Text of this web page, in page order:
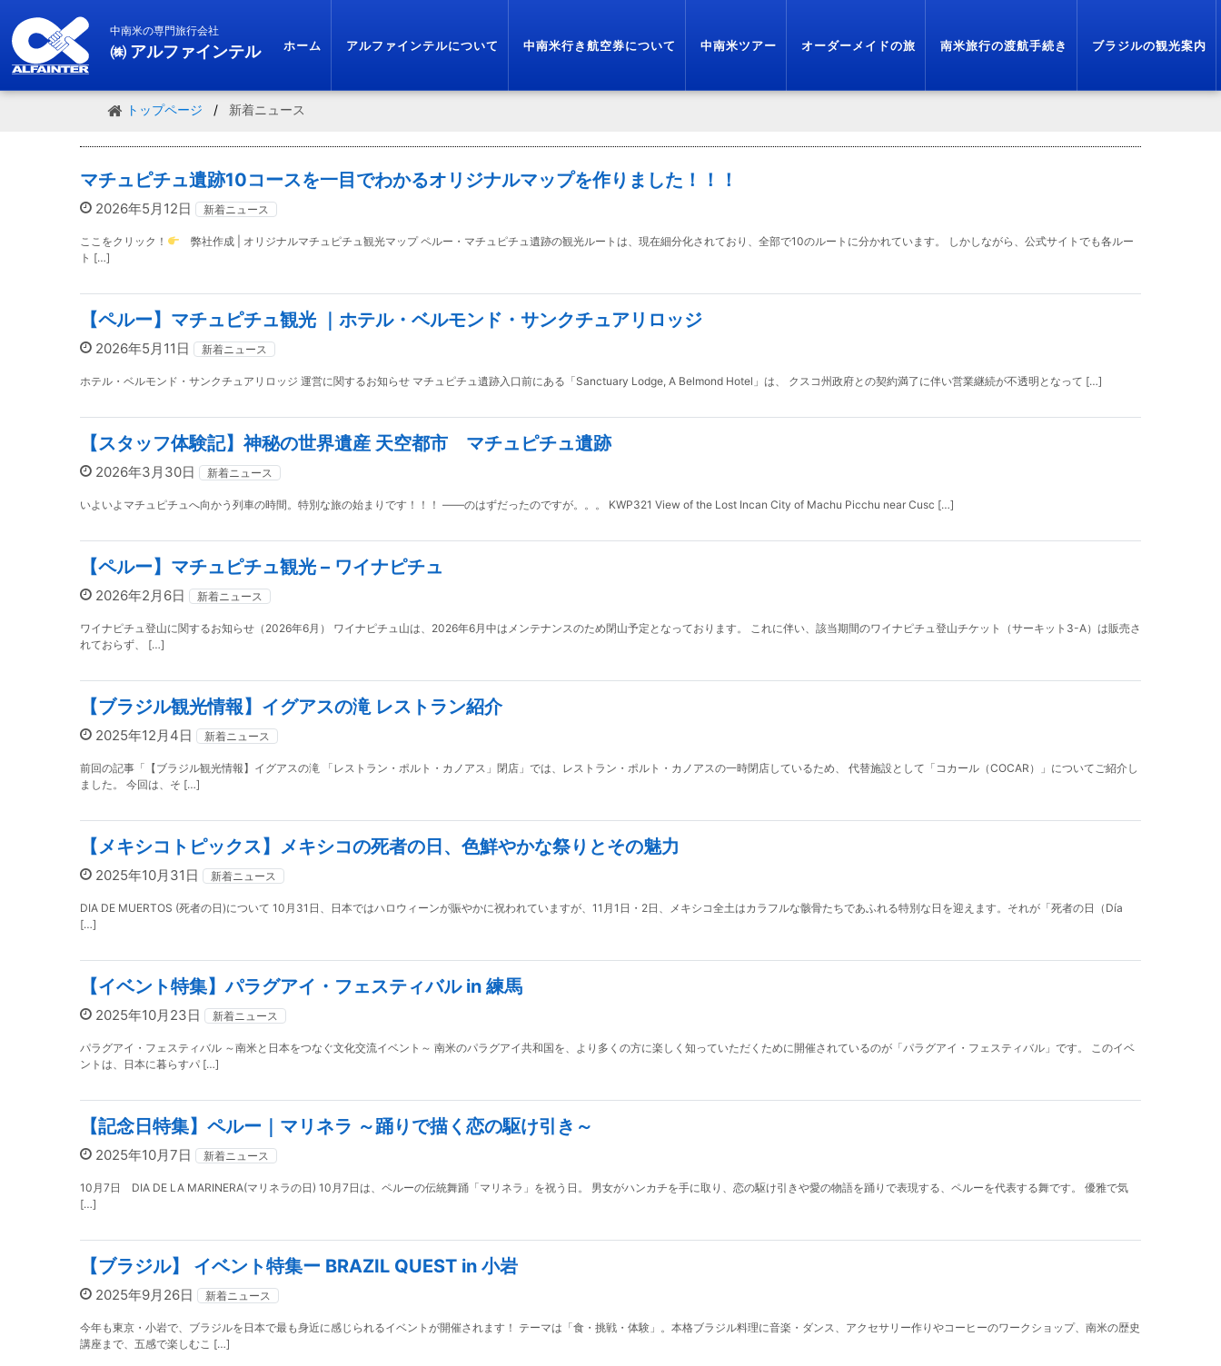
中南米の専門旅行会社
㈱ アルファインテル ホーム アルファインテルについて 中南米行き航空券について 中南米ツアー オーダーメイドの旅 南米旅行の渡航手続き ブラジルの観光案内
トップページ 新着ニュース
マチュピチュ遺跡10コースを一目でわかるオリジナルマップを作りました！！！
2026年5月12日 新着ニュース
ここをクリック！
弊社作成 | オリジナルマチュピチュ観光マップ ペルー・マチュピチュ遺跡の観光ルートは、現在細分化されており、全部で10のルートに分かれています。 しかしながら、公式サイトでも各ルー
ト […]
【ペルー】マチュピチュ観光 ｜ホテル・ベルモンド・サンクチュアリロッジ
2026年5月11日 新着ニュース
ホテル・ベルモンド・サンクチュアリロッジ 運営に関するお知らせ マチュピチュ遺跡入口前にある「Sanctuary Lodge, A Belmond Hotel」は、 クスコ州政府との契約満了に伴い営業継続が不透明となって […]
【スタッフ体験記】神秘の世界遺産 天空都市 マチュピチュ遺跡
2026年3月30日 新着ニュース
いよいよマチュピチュへ向かう列車の時間。特別な旅の始まりです！！！ ――のはずだったのですが。。。 KWP321 View of the Lost Incan City of Machu Picchu near Cusc […]
【ペルー】マチュピチュ観光 – ワイナピチュ
2026年2月6日 新着ニュース
ワイナピチュ登山に関するお知らせ（2026年6月） ワイナピチュ山は、2026年6月中はメンテナンスのため閉山予定となっております。 これに伴い、該当期間のワイナピチュ登山チケット（サーキット3-A）は販売さ
れておらず、 […]
【ブラジル観光情報】イグアスの滝 レストラン紹介
2025年12月4日 新着ニュース
前回の記事「【ブラジル観光情報】イグアスの滝 「レストラン・ポルト・カノアス」閉店」では、レストラン・ポルト・カノアスの一時閉店しているため、 代替施設として「コカール（COCAR）」についてご紹介し
ました。 今回は、そ […]
【メキシコトピックス】メキシコの死者の日、色鮮やかな祭りとその魅力
2025年10月31日 新着ニュース
DIA DE MUERTOS (死者の日)について 10月31日、日本ではハロウィーンが賑やかに祝われていますが、11月1日・2日、メキシコ全土はカラフルな骸骨たちであふれる特別な日を迎えます。それが「死者の日（Día
[…]
【イベント特集】パラグアイ・フェスティバル in 練馬
2025年10月23日 新着ニュース
パラグアイ・フェスティバル ～南米と日本をつなぐ文化交流イベント～ 南米のパラグアイ共和国を、より多くの方に楽しく知っていただくために開催されているのが「パラグアイ・フェスティバル」です。 このイベ
ントは、日本に暮らすパ […]
【記念日特集】ペルー｜マリネラ ～踊りで描く恋の駆け引き～
2025年10月7日 新着ニュース
10月7日 DIA DE LA MARINERA(マリネラの日) 10月7日は、ペルーの伝統舞踊「マリネラ」を祝う日。 男女がハンカチを手に取り、恋の駆け引きや愛の物語を踊りで表現する、ペルーを代表する舞です。 優雅で気
[…]
【ブラジル】 イベント特集ー BRAZIL QUEST in 小岩
2025年9月26日 新着ニュース
今年も東京・小岩で、ブラジルを日本で最も身近に感じられるイベントが開催されます！ テーマは「食・挑戦・体験」。本格ブラジル料理に音楽・ダンス、アクセサリー作りやコーヒーのワークショップ、南米の歴史
講座まで、五感で楽しむこ […]